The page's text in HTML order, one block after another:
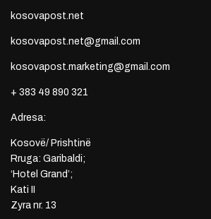
kosovapost.net
kosovapost.net@gmail.com
kosovapost.marketing@gmail.com
+ 383 49 890 321
Adresa:
Kosovë/ Prishtinë
Rruga: Garibaldi;
‘Hotel Grand’;
Kati II
Zyra nr. 13